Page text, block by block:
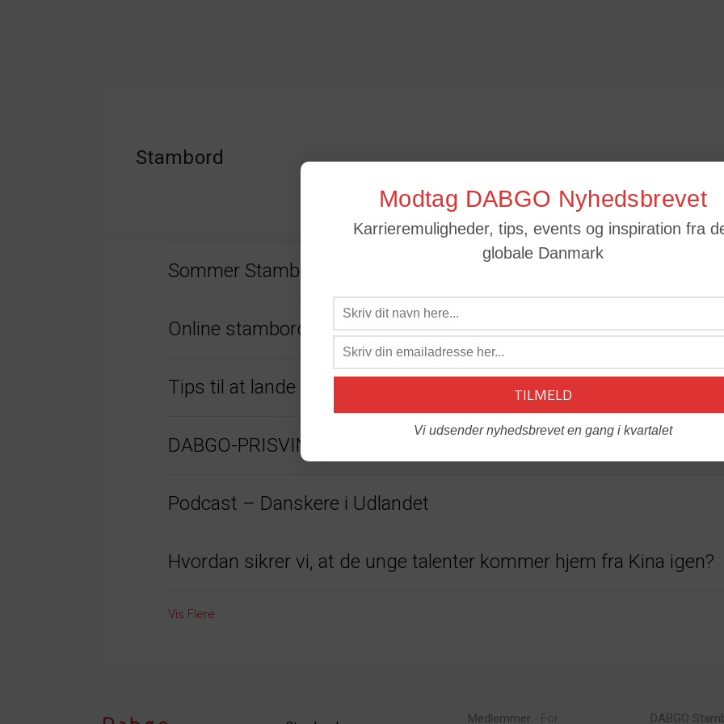
Stambord
Sommer Stambord 2022
Online stambord – nu og fremover
Tips til at lande i Danmark igen – Mød Johannes, Executive
DABGO-PRISVINDER HAR SIT HOLD I FINALEN I AFTEN
Podcast – Danskere i Udlandet
Hvordan sikrer vi, at de unge talenter kommer hjem fra Kina igen?
Vis Flere
Medlemmer - For DABGO
Modtag DABGO Nyhedsbrevet
Karrieremuligheder, tips, events og inspiration fra
globale Danmark
Vi udsender nyhedsbrevet en gang i kvartalet